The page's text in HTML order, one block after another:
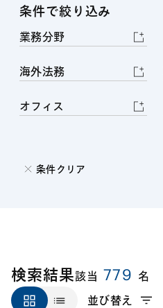
条件で絞り込み
業務分野
海外法務
オフィス
条件クリア
検索結果該当 779 名
並び替え